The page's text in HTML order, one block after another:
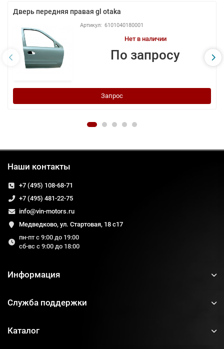
Дверь передняя правая gl otaka
6101040180001
Нет в наличии
По запросу
Запрос
Наши контакты
+7 (495) 108-68-71
+7 (495) 481-22-75
info@vin-motors.ru
Медведково, ул. Стартовая, 18 с17
пн-пт с 9:00 до 19:00
сб-вс с 9:00 до 18:00
Информация
Служба поддержки
Каталог